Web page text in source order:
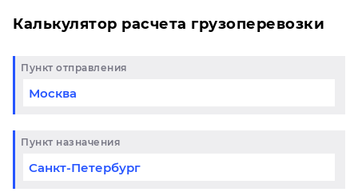
Калькулятор расчета грузоперевозки
Пункт отправления
Пункт назначения